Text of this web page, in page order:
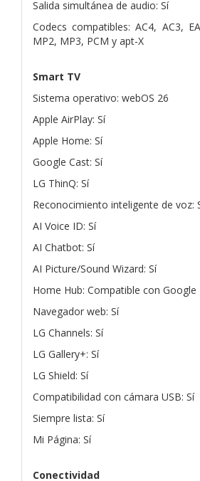
Salida simultánea de audio: Sí
Codecs compatibles: AC4, AC3,
MP2, MP3, PCM y apt-X
Smart TV
Sistema operativo: webOS 26
Apple AirPlay: Sí
Apple Home: Sí
Google Cast: Sí
LG ThinQ: Sí
Reconocimiento inteligente de voz:
AI Voice ID: Sí
AI Chatbot: Sí
AI Picture/Sound Wizard: Sí
Home Hub: Compatible con Google
Navegador web: Sí
LG Channels: Sí
LG Gallery+: Sí
LG Shield: Sí
Compatibilidad con cámara USB: Sí
Siempre lista: Sí
Mi Página: Sí
Conectividad